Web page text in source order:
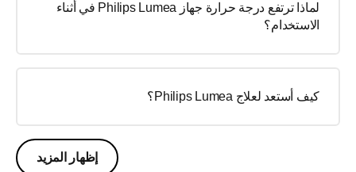
لماذا ترتفع درجة حرارة جهاز Philips Lumea في أثناء
الاستخدام؟
كيف أستعد لعلاج Philips Lumea؟
إظهار المزيد